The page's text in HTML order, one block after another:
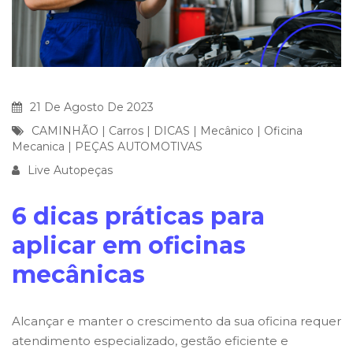
21 De Agosto De 2023
CAMINHÃO | Carros | DICAS | Mecânico | Oficina
Mecanica | PEÇAS AUTOMOTIVAS
Live Autopeças
6 dicas práticas para
aplicar em oficinas
mecânicas
Alcançar e manter o crescimento da sua oficina requer
atendimento especializado, gestão eficiente e